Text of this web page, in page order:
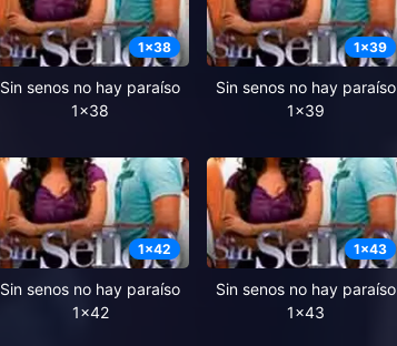
1x38
Sin senos no hay paraíso
1x38
1x39
Sin senos no hay paraíso
1x39
1x42
Sin senos no hay paraíso
1x42
1x43
Sin senos no hay paraíso
1x43